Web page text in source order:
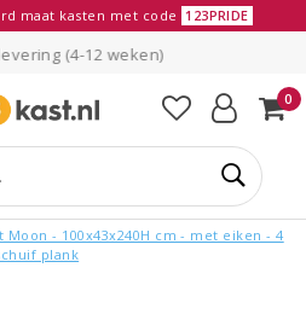
maat kasten met code 123PRIDE
(4-12 weken)
0
Moon - 100x43x240H cm - met eiken - 4
plank